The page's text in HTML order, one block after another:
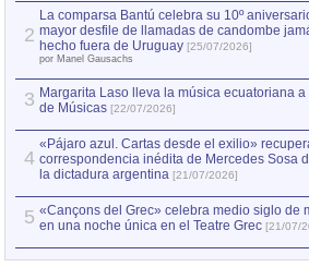
2
La comparsa Bantú celebra su 10º
mayor desfile de llamadas de candombe
hecho fuera de Uruguay [25/07/2026]
por Manel Gausachs
3 Margarita Laso lleva la música ecuatoriana a
de Músicas [22/07/2026]
4
«Pájaro azul. Cartas desde el exilio»
correspondencia inédita de Mercedes Sosa
la dictadura argentina [21/07/2026]
5 «Cançons del Grec» celebra medio siglo de
en una noche única en el Teatre Grec [21/07/